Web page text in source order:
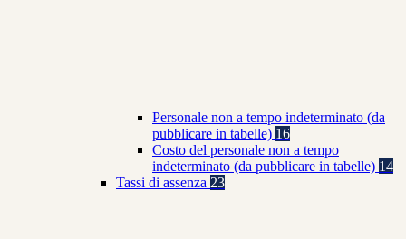
Personale non a tempo indeterminato (da
pubblicare in tabelle) 16
Costo del personale non a tempo
indeterminato (da pubblicare in tabelle) 14
Tassi di assenza 23